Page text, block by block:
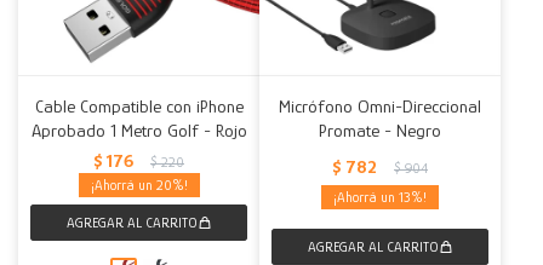
Cable Compatible con iPhone
Aprobado 1 Metro Golf - Rojo
$ 176 $ 220
20
Micrófono Omni-Direccional
Promate - Negro
$ 782 $ 904
13